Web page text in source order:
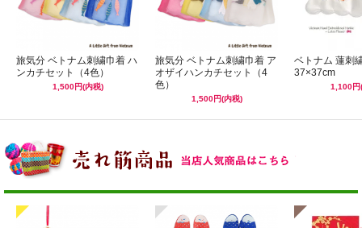
旅気分 ベトナム刺繍巾着 ハ
ンカチセット（4色）
1,500円(内税)
旅気分 ベトナム刺繍巾着 ア
オザイハンカチセット（4
色）
1,500円(内税)
ベトナム 蓮刺
37×37cm
1,100円